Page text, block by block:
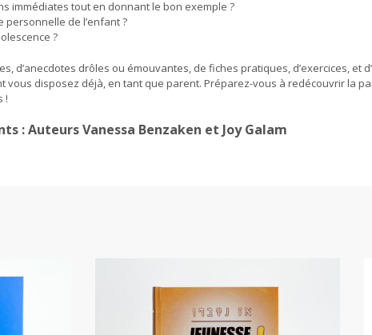
immédiates tout en donnant le bon exemple ?
personnelle de l’enfant ?
?
d’anecdotes drôles ou émouvantes, de fiches pratiques, d’exercices, et
vous disposez déjà, en tant que parent. Préparez-vous à redécouvrir la
!
: Auteurs Vanessa Benzaken et Joy Galam